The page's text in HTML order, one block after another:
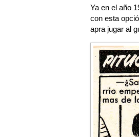
Ya en el año
con esta
apra jugar al